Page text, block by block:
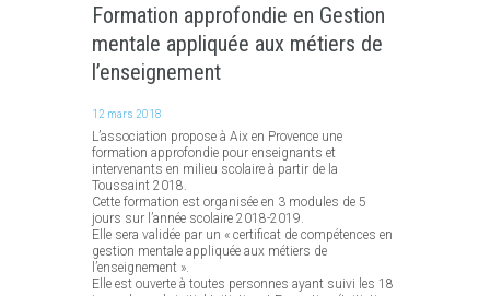
Formation approfondie en Gestion
mentale appliquée aux métiers de
l’enseignement
12 mars 2018
L’association propose à Aix en Provence une
formation approfondie pour enseignants et
intervenants en milieu scolaire à partir de la
Toussaint 2018.
Cette formation est organisée en 3 modules de 5
jours sur l’année scolaire 2018-2019.
Elle sera validée par un « certificat de compétences en
gestion mentale appliquée aux métiers de
l’enseignement ».
Elle est ouverte à toutes personnes ayant suivi les 18